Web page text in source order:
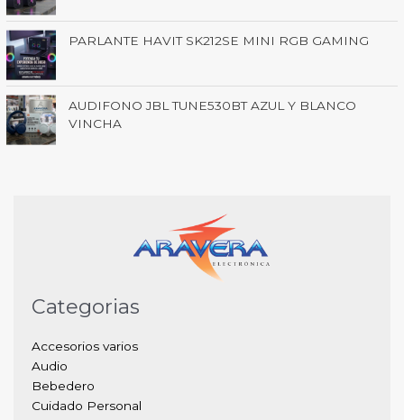
PARLANTE HAVIT SK212SE MINI RGB GAMING
AUDIFONO JBL TUNE530BT AZUL Y BLANCO
VINCHA
Categorias
Accesorios varios
Audio
Bebedero
Cuidado Personal